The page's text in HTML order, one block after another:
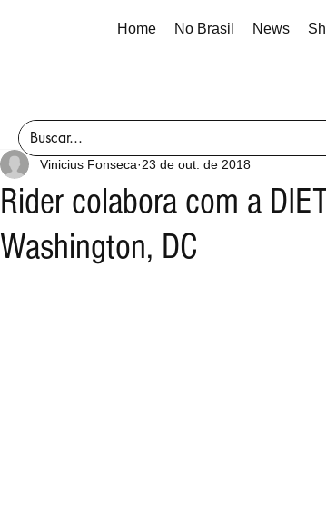
Home No Brasil News
Rider colabora com a
Washington, DC
Vinicius Fonseca 23 de out. de 2018